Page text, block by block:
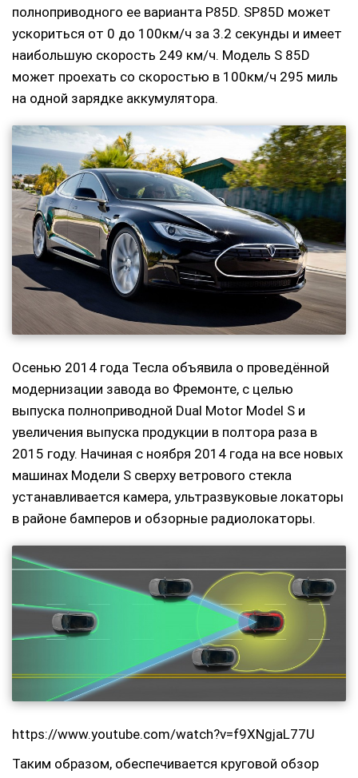
полноприводного ее варианта P85D. SP85D может
ускориться от 0 до 100км/ч за 3.2 секунды и имеет
наибольшую скорость 249 км/ч. Модель S 85D
может проехать со скоростью в 100км/ч 295 миль
на одной зарядке аккумулятора.
Осенью 2014 года Тесла объявила о проведённой
модернизации завода во Фремонте, с целью
выпуска полноприводной Dual Motor Model S и
увеличения выпуска продукции в полтора раза в
2015 году. Начиная с ноября 2014 года на все новых
машинах Модели S сверху ветрового стекла
устанавливается камера, ультразвуковые локаторы
в районе бамперов и обзорные радиолокаторы.
https://www.youtube.com/watch?v=f9XNgjaL77U
Таким образом, обеспечивается круговой обзор